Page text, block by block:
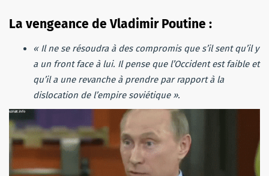
La vengeance de Vladimir Poutine :
« Il ne se résoudra à des compromis que s’il sent qu’il y
a un front face à lui. Il pense que l’Occident est faible et
qu’il a une revanche à prendre par rapport à la
dislocation de l’empire soviétique ».